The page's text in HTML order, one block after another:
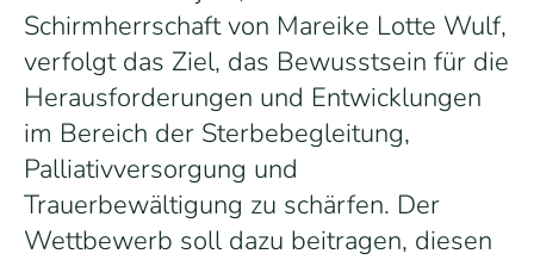
Schirmherrschaft von Mareike Lotte Wulf,
verfolgt das Ziel, das Bewusstsein für die
Herausforderungen und Entwicklungen
im Bereich der Sterbebegleitung,
Palliativversorgung und
Trauerbewältigung zu schärfen. Der
Wettbewerb soll dazu beitragen, diesen